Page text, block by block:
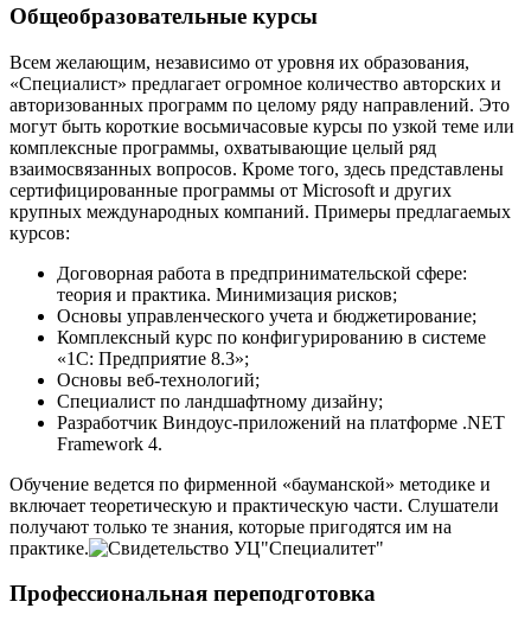
Общеобразовательные курсы
Всем желающим, независимо от уровня их образования,
«Специалист» предлагает огромное количество авторских и
авторизованных программ по целому ряду направлений. Это
могут быть короткие восьмичасовые курсы по узкой теме или
комплексные программы, охватывающие целый ряд
взаимосвязанных вопросов. Кроме того, здесь представлены
сертифицированные программы от Microsoft и других
крупных международных компаний. Примеры предлагаемых
курсов:
Договорная работа в предпринимательской сфере:
теория и практика. Минимизация рисков;
Основы управленческого учета и бюджетирование;
Комплексный курс по конфигурированию в системе
«1С: Предприятие 8.3»;
Основы веб-технологий;
Специалист по ландшафтному дизайну;
Разработчик Виндоус-приложений на платформе .NET
Framework 4.
Обучение ведется по фирменной «бауманской» методике и
включает теоретическую и практическую части. Слушатели
получают только те знания, которые пригодятся им на
практике.
Профессиональная переподготовка